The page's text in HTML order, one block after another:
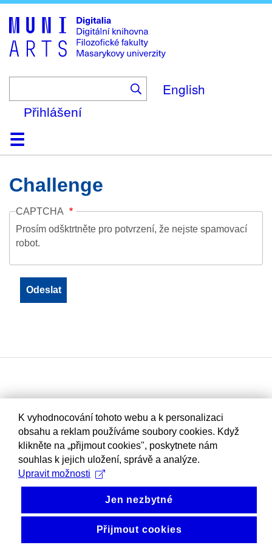
to
main
content
English
Přihlášení
DomůKolekce
Prohlížení
Vyhledávání
O platformě
Nápověda
KontaktDigitalia
Challenge
CAPTCHA
Prosím odšktrtněte pro potvrzení, že nejste spamovací
robot.
K vyhodnocování tohoto webu a k personalizaci
obsahu a reklam používáme soubory cookies. Když
klikněte na „přijmout cookies", poskytnete nám
souhlas k jejich uložení, správě a analýze.
Upravit možnosti
Jen nezbytné
Přijmout cookies